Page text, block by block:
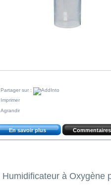
Partager sur :
Imprimer
Agrandir
En savoir plus
Humidificateur à Oxygène